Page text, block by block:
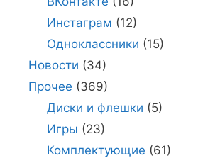
Инстаграм (12)
Одноклассники (15)
Новости (34)
Прочее (369)
Диски и флешки (5)
Игры (23)
Комплектующие (61)